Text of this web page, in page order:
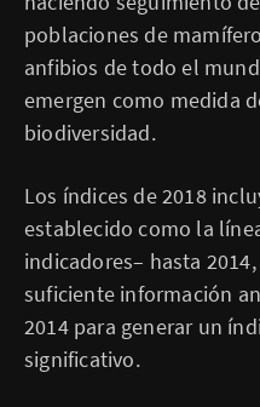
poblaciones de
anfibios de todo el
emergen como medida
biodiversidad.
Los índices de 2018
establecido como la
indicadores– hasta
suficiente información
2014 para generar un
significativo.